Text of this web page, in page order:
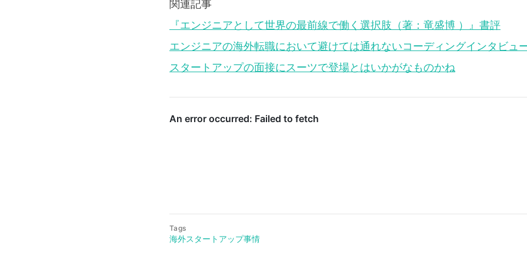
関連記事
『エンジニアとして世界の最前線で働く選択肢（著：竜盛博 ）』書評
エンジニアの海外転職において避けては通れないコーディングインタビュ
スタートアップの面接にスーツで登場とはいかがなものかね
Tags
海外スタートアップ事情